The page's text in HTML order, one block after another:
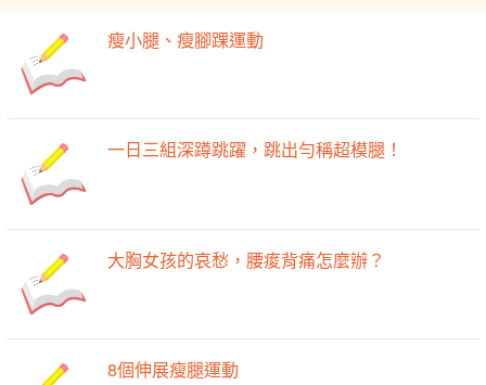
瘦小腿、瘦腳踝運動
一日三組深蹲跳躍，跳出勻稱超模腿！
大胸女孩的哀愁，腰痠背痛怎麼辦？
8個伸展瘦腿運動